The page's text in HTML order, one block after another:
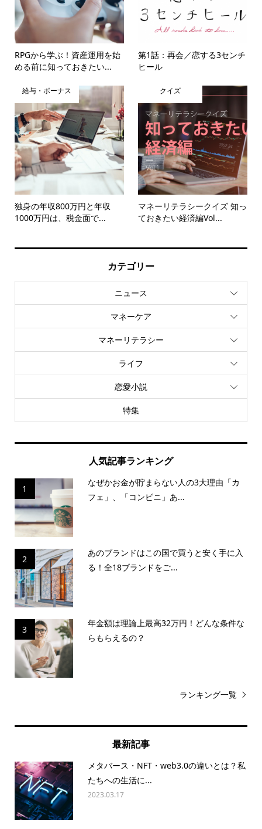
RPGから学ぶ！資産運用を始
める前に知っておきたい...
第1話：再会／恋する3センチ
ヒール
給与・ボーナス
独身の年収800万円と年収
1000万円は、税金面で...
クイズ
マネーリテラシークイズ 知っ
ておきたい経済編Vol...
カテゴリー
ニュース
マネーケア
マネーリテラシー
ライフ
恋愛小説
特集
人気記事ランキング
1
なぜかお金が貯まらない人の3大理由「カ
フェ」、「コンビニ」あ...
2
あのブランドはこの国で買うと安く手に入
る！全18ブランドをご...
3
年金額は理論上最高32万円！どんな条件な
らもらえるの？
ランキング一覧
最新記事
メタバース・NFT・web3.0の違いとは？私
たちへの生活に...
2023.03.17